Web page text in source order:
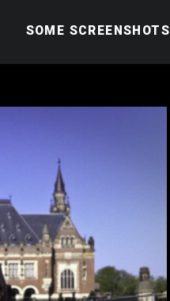
SOME SCREENSHOTS
Kenya’s child protection